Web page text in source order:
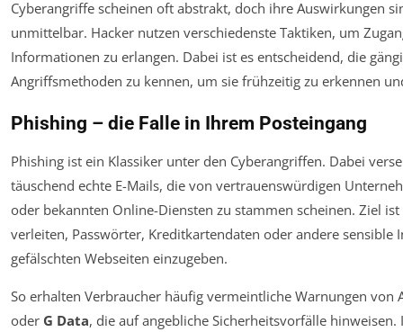
Cyberangriffe scheinen oft abstrakt, doch ihre Auswirkungen
unmittelbar. Hacker nutzen verschiedenste Taktiken, um
Informationen zu erlangen. Dabei ist es entscheidend, die
Angriffsmethoden zu kennen, um sie frühzeitig zu erkennen
Phishing – die Falle in Ihrem Posteingang
Phishing ist ein Klassiker unter den Cyberangriffen. Dabei
täuschend echte E-Mails, die von vertrauenswürdigen
oder bekannten Online-Diensten zu stammen scheinen. Ziel ist
verleiten, Passwörter, Kreditkartendaten oder andere sensible
gefälschten Webseiten einzugeben.
So erhalten Verbraucher häufig vermeintliche Warnungen von
oder G Data, die auf angebliche Sicherheitsvorfälle